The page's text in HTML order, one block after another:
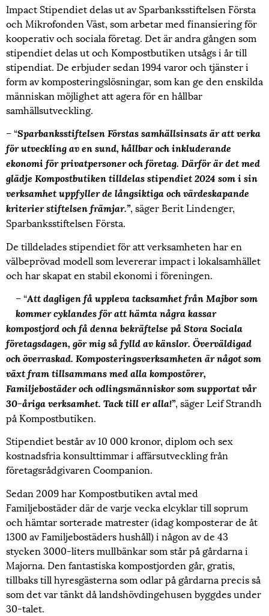
Impact Stipendiet delas ut av Sparbanksstiftelsen Första
och Mikrofonden Väst, som arbetar med finansiering för
kooperativ och sociala företag. Det är andra gången som
stipendiet delas ut och Kompostbutiken utsågs i år till
stipendiat. De erbjuder sedan 1994 varor och tjänster i
form av komposteringslösningar, som kan ge den enskilda
människan möjlighet att agera för en hållbar
samhällsutveckling.
– “Sparbanksstiftelsen Förstas samhällsinsats är att verka
för utveckling av en sund, hållbar och inkluderande
ekonomi för privatpersoner och företag. Därför är det med
glädje Kompostbutiken tilldelas stipendiet 2024 som i sin
verksamhet uppfyller de långsiktiga och värdeskapande
kriterier stiftelsen främjar.”, säger Berit Lindenger,
Sparbanksstiftelsen Första.
De tilldelades stipendiet för att verksamheten har en
välbeprövad modell som levererar impact i lokalsamhället
och har skapat en stabil ekonomi i föreningen.
– “Att dagligen få uppleva tacksamhet från Majbor som
kommer cyklandes för att hämta några kassar
kompostjord och få denna bekräftelse på Stora Sociala
företagsdagen, gör mig så fylld av känslor. Överväldigad
och överraskad. Komposteringsverksamheten är något som
växt fram tillsammans med alla kompostörer,
Familjebostäder och odlingsmänniskor som supportat vår
30-åriga verksamhet. Tack till er alla!”, säger Leif Strandh
på Kompostbutiken.
Stipendiet består av 10 000 kronor, diplom och sex
kostnadsfria konsulttimmar i affärsutveckling från
företagsrådgivaren Coompanion.
Sedan 2009 har Kompostbutiken avtal med
Familjebostäder där de varje vecka elcyklar till soprum
och hämtar sorterade matrester (idag komposterar de åt
1300 av Familjebostäders hushåll) i någon av de 43
stycken 3000-liters mullbänkar som står på gårdarna i
Majorna. Den fantastiska kompostjorden går, gratis,
tillbaks till hyresgästerna som odlar på gårdarna precis så
som det var tänkt då landshövdingehusen byggdes under
30-talet.